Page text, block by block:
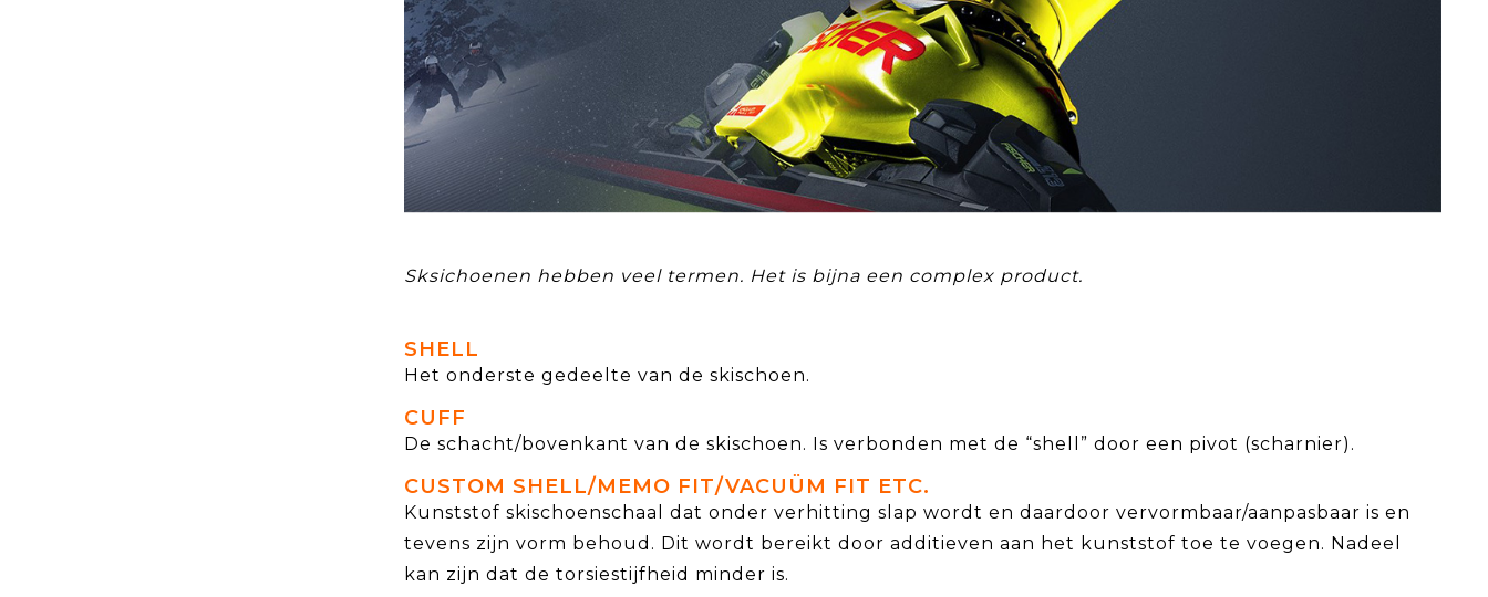
Sksichoenen hebben veel termen. Het is bijna een complex product.
SHELL
Het onderste gedeelte van de skischoen.
CUFF
De schacht/bovenkant van de skischoen. Is verbonden met de “shell” door een pivot (scharnier).
CUSTOM SHELL/MEMO FIT/VACUÜM FIT ETC.
Kunststof skischoenschaal dat onder verhitting slap wordt en daardoor vervormbaar/aanpasbaar is en
tevens zijn vorm behoud. Dit wordt bereikt door additieven aan het kunststof toe te voegen. Nadeel
kan zijn dat de torsiestijfheid minder is.